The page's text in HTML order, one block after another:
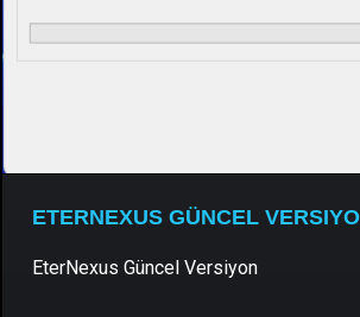
ETERNEXUS GÜNCEL
EterNexus Güncel Versiyon